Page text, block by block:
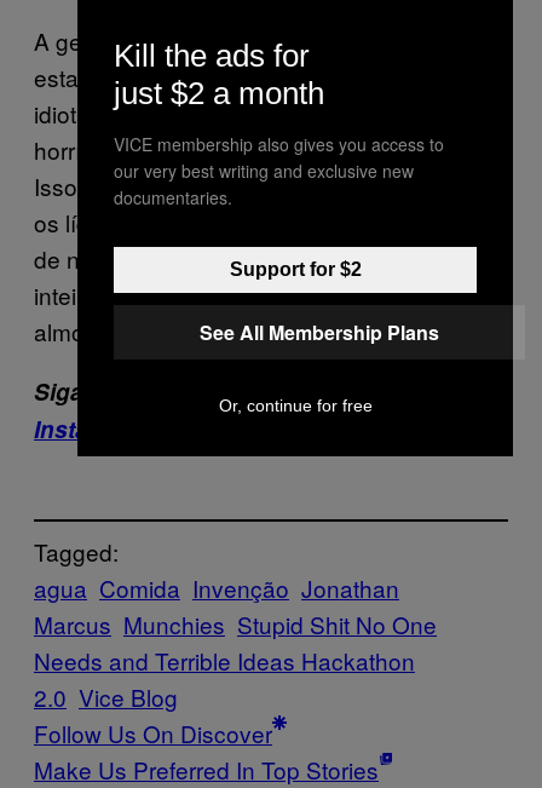
A gente não faz ideia do porquê a água frita
estaria numa hackaton chamada “Coisas
idiotas que ninguém precisa e ideias
horríveis”. É obviamente uma ideia brilhante.
Isso até a humanidade insistir em fritar todos
os líquidos — incluindo a água e o sangue
de nossos próprios corpos — e o mundo
inteiro ficar naquela lombera depois do
almoço.
Siga a VICE Brasil no
Facebook
Instagram
Tagged:
agua Comida Invenção Jonathan
Marcus Munchies Stupid Shit No One
Needs and Terrible Ideas Hackathon
2.0 Vice Blog
Follow Us On Discover
Make Us Preferred In Top Stories
Kill the ads for
just $2 a month
VICE membership also gives you access to
our very best writing and exclusive new
documentaries.
Support for $2
See All Membership Plans
Or, continue for free